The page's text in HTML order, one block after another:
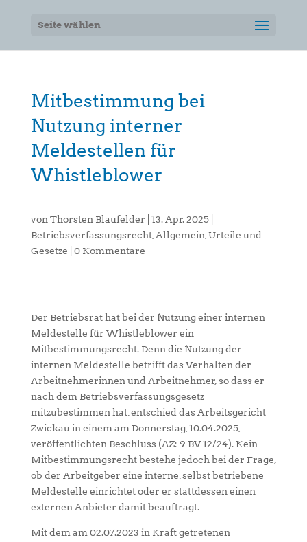
Seite wählen
Mitbestimmung bei
Nutzung interner
Meldestellen für
Whistleblower
von Thorsten Blaufelder 13. Apr. 2025|
Betriebsverfassungsrecht, Allgemein Urteile und
Gesetze
0 Kommentare
Der Betriebsrat hat bei der Nutzung einer internen
Meldestelle für Whistleblower ein
Mitbestimmungsrecht. Denn die Nutzung der
internen Meldestelle betrifft das Verhalten der
Arbeitnehmerinnen und Arbeitnehmer, so dass er
nach dem Betriebsverfassungsgesetz
mitzubestimmen hat, entschied das Arbeitsgericht
Zwickau in einem am Donnerstag, 10.04.2025,
veröffentlichten Beschluss (AZ: 9 BV 12/24). Kein
Mitbestimmungsrecht bestehe jedoch bei der Frage,
ob der Arbeitgeber eine interne, selbst betriebene
Meldestelle einrichtet oder er stattdessen einen
externen Anbieter damit beauftragt.
Mit dem am 02.07.2023 in Kraft getretenen